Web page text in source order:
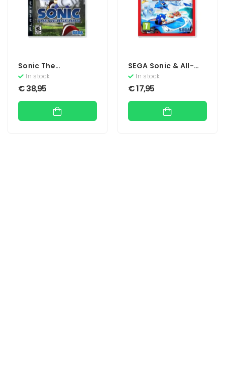
Sonic The
Hedgehog
In stock
€38,95
SEGA Sonic & All-
Stars Racing
Transformed
(Essentials)
In stock
€17,95